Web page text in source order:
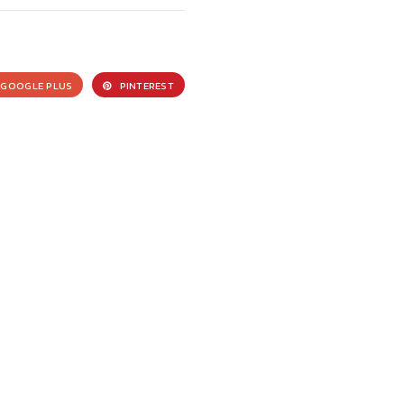
GOOGLE PLUS PINTEREST